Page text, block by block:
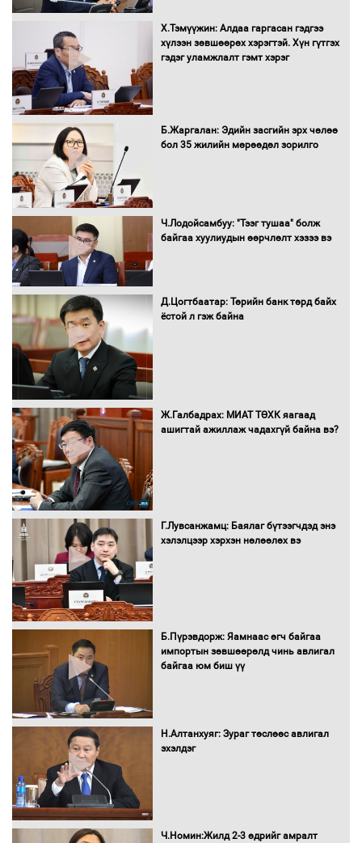
Нөөцийн махны худалдаа,
борлуулалтыг нээлттэй ил тод
болгоно
төлөвлөгөө”-гөө танилцуулна
худалдан авах журмыг баталлаа
Бүх шатанд хэмнэлтийн горимд
орчныг бүрдүүллээ
Х.Тэмүүжин: Алдаа гаргасан гэдгээ
хүлээн зөвшөөрөх хэрэгтэй. Хүн гүтгэх
гэдэг уламжлалт гэмт хэрэг
Б.Жаргалан: Эдийн засгийн эрх чөлөө
бол 35 жилийн мөрөөдөл зорилго
Ч.Лодойсамбуу: "Тээг тушаа" болж
байгаа хуулиудын өөрчлөлт хэзээ вэ
Д.Цогтбаатар: Төрийн банк төрд байх
ёстой л гэж байна
Ж.Галбадрах: МИАТ ТӨХК яагаад
ашигтай ажиллаж чадахгүй байна вэ?
Г.Лувсанжамц: Баялаг бүтээгчдэд энэ
хэлэлцээр хэрхэн нөлөөлөх вэ
Б.Пүрэвдорж: Яамнаас өгч байгаа
импортын зөвшөөрөлд чинь авлигал
байгаа юм биш үү
Н.Алтанхуяг: Зураг төслөөс авлигал
эхэлдэг
Ч.Номин:Жилд 2-3 өдрийг амралт